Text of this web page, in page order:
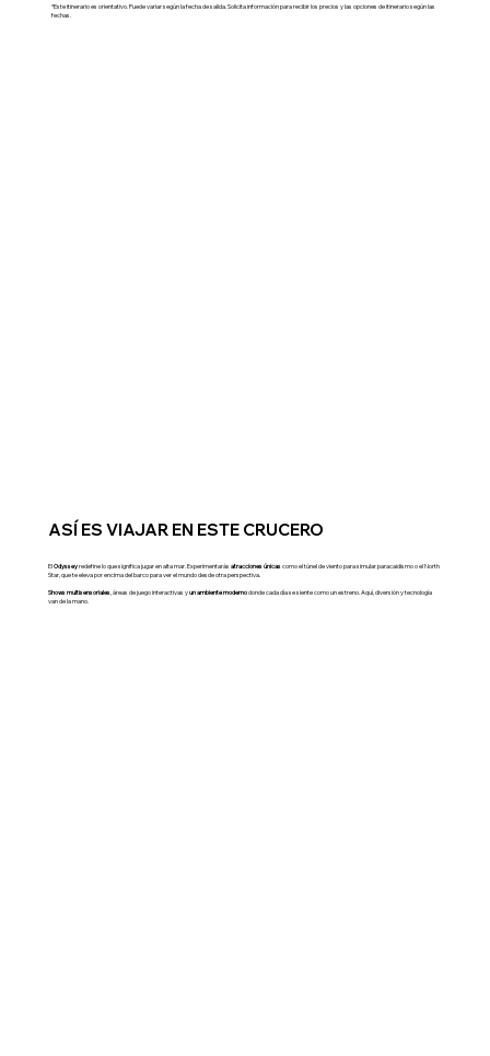
*Este itinerario es orientativo. Puede variar según la fecha de salida. Solicita información para recibir los precios y las opciones de itinerario según las
fechas.
ASÍ ES VIAJAR EN ESTE CRUCERO
ElOdysseyredefine lo que significa jugar en alta mar. Experimentarásatracciones únicas como el túnel de viento para simular paracaidismo o el North
Star, que te eleva por encima del barco para ver el mundo desde otra perspectiva.
Shows multisensoriales , áreas de juego interactivas yun ambiente modernodonde cada día se siente como un estreno. Aquí, diversión y tecnología
van de la mano.